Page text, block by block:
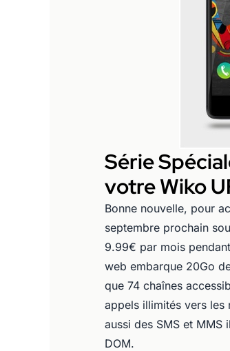
Série
votre Wiko
Bonne nouvelle, pour
septembre prochain
9.99€ par mois
web embarque 20Go
que 74 chaînes
appels illimités vers les
aussi des SMS et MMS
DOM.